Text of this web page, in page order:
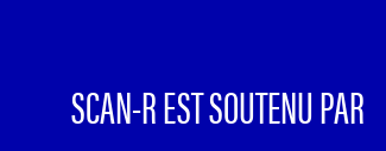
SCAN-R EST SOUTENU PAR